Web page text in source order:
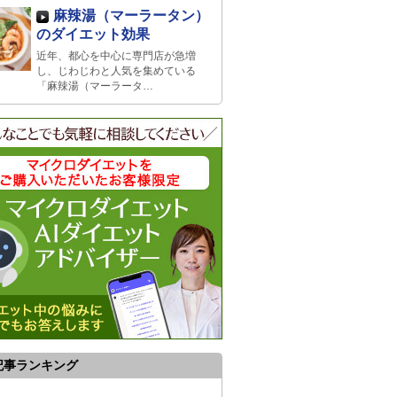
麻辣湯（マーラータン）
のダイエット効果
近年、都心を中心に専門店が急増
し、じわじわと人気を集めている
「麻辣湯（マーラータ…
事ランキング